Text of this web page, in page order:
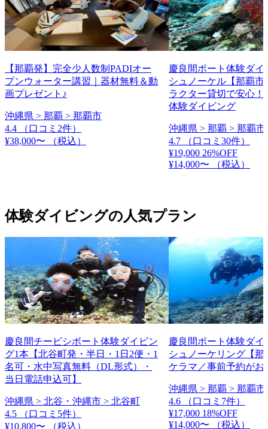
【那覇発】完全少人数制PADIオー
プンウォーター講習｜器材無料＆動
画プレゼント♪
沖縄県 > 那覇 > 那覇市
4.4
（口コミ2件）
¥38,000〜
（税込）
慶良間ボート体験ダイ
シュノーケル【那覇市
ラクター貸切で安心！
体験ダイビング
沖縄県 > 那覇 > 那覇市
4.7
（口コミ30件）
¥19,000 26%OFF
¥14,000〜
（税込）
体験ダイビングの人気プラン
慶良間チービシボート体験ダイビン
グ1本【北谷町発・半日・1日2便・1
名可・水中写真無料（DL形式）・
当日電話申込可】
沖縄県 > 北谷・沖縄市 > 北谷町
4.5
（口コミ5件）
¥10,800〜
（税込）
慶良間ボート体験ダイ
シュノーケリング【那
ケラマ／事前予約がお
沖縄県 > 那覇 > 那覇市
4.6
（口コミ7件）
¥17,000 18%OFF
¥14,000〜
（税込）